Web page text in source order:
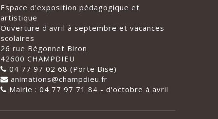
Espace d'exposition pédagogique et
artistique
Ouverture d'avril à septembre et vacances
scolaires
26 rue Bégonnet Biron
42600 CHAMPDIEU
04 77 97 02 68 (Porte Bise)
animations@champdieu.fr
Mairie : 04 77 97 71 84 - d'octobre à avril